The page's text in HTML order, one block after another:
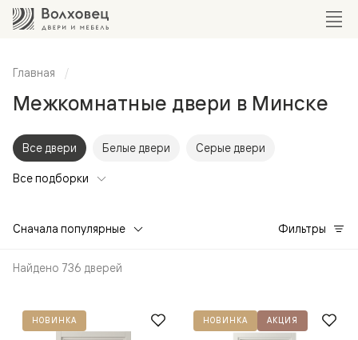
Главная
Межкомнатные двери в Минске
Все двери Белые двери Серые двери
Все подборки
Сначала популярные Фильтры
Найдено 736 дверей
НОВИНКА НОВИНКА АКЦИЯ